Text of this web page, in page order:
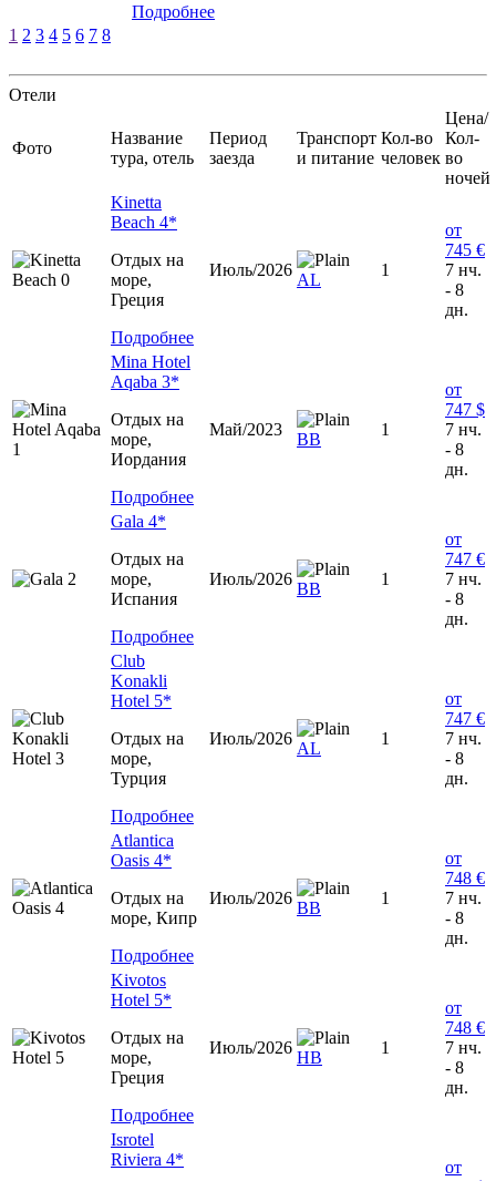
Подробнее
1 2 3 4 5 6 7 8
Отели
Фото
Название
тура, отель
Период
заезда
Транспорт
и питание
Кол-во
человек
Цена/
Кол-
во
ночей
Kinetta
Beach 4*
Отдых на
море,
Греция
Подробнее
Июль/2026
AL
1
от
745 €
7 нч.
- 8
дн.
Mina Hotel
Aqaba 3*
Отдых на
море,
Иордания
Подробнее
Май/2023
BB
1
от
747 $
7 нч.
- 8
дн.
Gala 4*
Отдых на
море,
Испания
Подробнее
Июль/2026
BB
1
от
747 €
7 нч.
- 8
дн.
Club
Konakli
Hotel 5*
Отдых на
море,
Турция
Подробнее
Июль/2026
AL
1
от
747 €
7 нч.
- 8
дн.
Atlantica
Oasis 4*
Отдых на
море, Кипр
Подробнее
Июль/2026
ВВ
1
от
748 €
7 нч.
- 8
дн.
Kivotos
Hotel 5*
Отдых на
море,
Греция
Подробнее
Июль/2026
HB
1
от
748 €
7 нч.
- 8
дн.
Isrotel
Riviera 4*
от